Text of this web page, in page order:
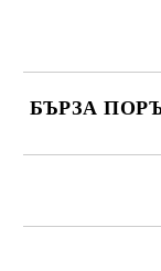
БЪРЗА